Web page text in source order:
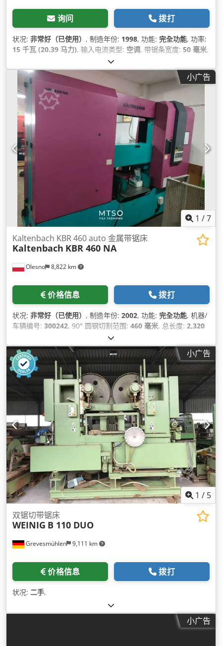
询问 拨打
状况: 非常好（已使用） , 制造年份: 1998, 功能: 完全功能, 功率:
15 千瓦 (20.39 马力), 输入电流类型: 空调, 带锯条宽度: 50 毫米,
小广告
1 /7
Olesno 8,822 km
Kaltenbach KBR 460 auto 金属带锯床
Kaltenbach KBR 460 NA
价格信息 拨打
状况: 非常好（已使用） , 制造年份: 2002, 功能: 完全功能, 机器/
车辆编号: 300242, 90° 圆钢切割范围: 460 毫米, 总长度: 2,320
, 总宽度:
克, 90°下方钢的切割范围:600,460 毫米, 切削直径:460 毫米, 空
间需求 长度:2,570 毫米, 所需宽度:3,660 毫米
, 切割长度（最
大）:9,999 毫米 , 作业高度:720 毫米 , 节长（最大）:9,999 毫
米, 段长（最小）:8 毫米, 冷却液泵功率:180 瓦特, 锯驱动装置:
9,200 瓦特
, 开口宽度:600 毫米, 带锯条宽度:54 毫米
, 带锯条长
度:7,470 毫米 , 附加设备功能: prędkość obrotowa
bezstopniowo regulowana,
小广告
1 / 5
Grevesmühlen 9,111 km
双锯切带锯床
WEINIG B 110 DUO
价格信息 拨打
状况: 二手,
小广告